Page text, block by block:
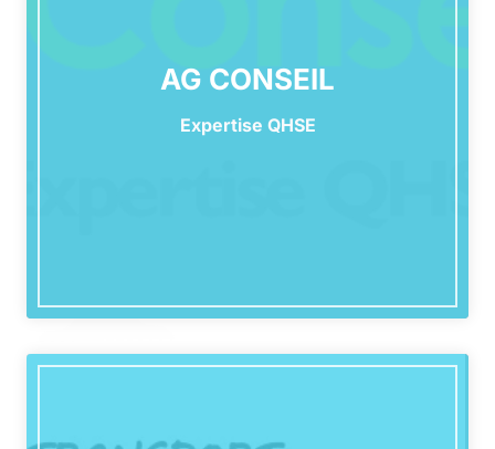
AG CONSEIL
Expertise QHSE